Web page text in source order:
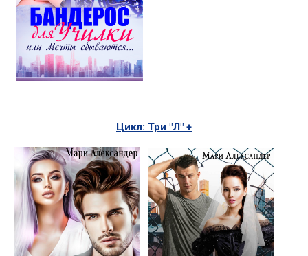
Цикл: Три "Л" +